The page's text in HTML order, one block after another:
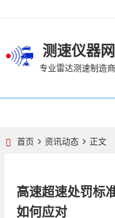
测速仪器网
专业雷达测速制造商
首页 资讯动态 正文
高速超速处罚标
如何应对